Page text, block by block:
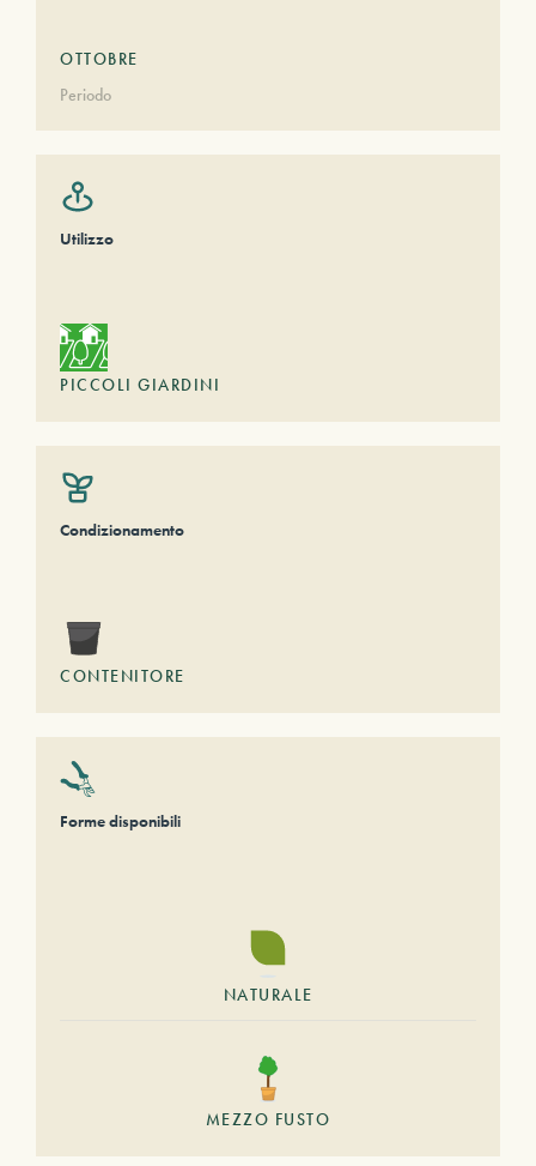
OTTOBRE
Periodo
Utilizzo
PICCOLI GIARDINI
Condizionamento
CONTENITORE
Forme disponibili
NATURALE
MEZZO FUSTO